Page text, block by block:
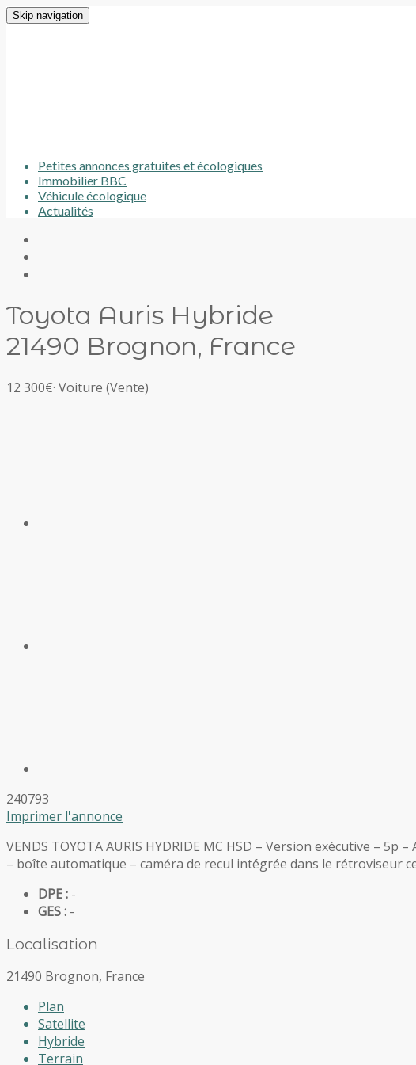
Skip navigation
Petites annonces gratuites et écologiques
Immobilier BBC
Véhicule écologique
Actualités
Toyota Auris Hybride
21490 Brognon, France
12 300€· Voiture (Vente)
240793
Imprimer l'annonce
VENDS TOYOTA AURIS HYDRIDE MC HSD – Version exécutive – 5p
– boîte automatique – caméra de recul intégrée dans le rétroviseur
DPE : -
GES : -
Localisation
21490 Brognon, France
Plan
Satellite
Hybride
Terrain